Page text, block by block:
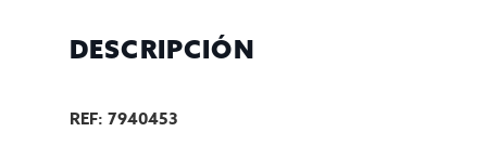
DESCRIPCIÓN
REF: 7940453